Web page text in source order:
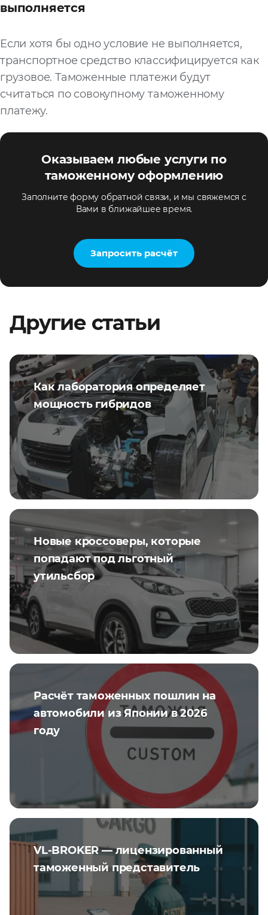
выполняется
Если хотя бы одно условие не выполняется,
транспортное средство классифицируется как
грузовое. Таможенные платежи будут
считаться по совокупному таможенному
платежу.
Оказываем любые услуги по
таможенному оформлению
Заполните форму обратной связи, и мы свяжемся с
Вами в ближайшее время.
Запросить расчёт
Другие статьи
Как лаборатория определяет
мощность гибридов
Новые кроссоверы, которые
попадают под льготный
утильсбор
Расчёт таможенных пошлин на
автомобили из Японии в 2026
году
VL-BROKER — лицензированный
таможенный представитель